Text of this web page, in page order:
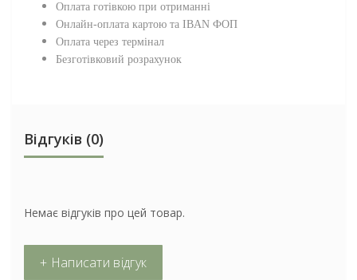
Оплата готівкою при отриманні
Онлайн-оплата картою та IBAN ФОП
Оплата через термінал
Безготівковий розрахунок
Відгуків (0)
Немає відгуків про цей товар.
+ Написати відгук